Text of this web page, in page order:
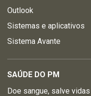
Outlook
Sistemas e aplicativos
Sistema Avante
SAÚDE DO PM
Doe sangue, salve vidas